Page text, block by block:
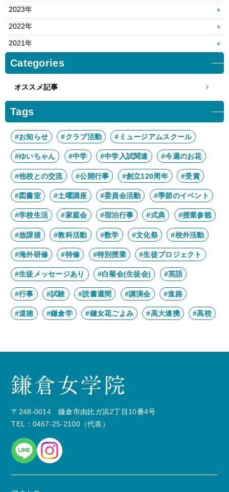
6月
5月
4月
3月
2月
6月
5月
2月
2023年
4月
2月
1月
2022年
8月
7月
6月
4月
3月
2021年
10月
9月
8月
4月
3月
2月
1月
Categories
オススメ記事
Tags
#お知らせ #クラブ活動 #ミュージアムスクール
#ゆいちゃん #中学 #中学入試関連 #今週のお花
#他校との交流 #公開行事 #創立120周年 #受賞
#図書室 #土曜講座 #委員会活動 #季節のイベント
#学校生活 #家庭会 #宿泊行事 #式典 #授業参観
#放課後 #教科活動 #数学 #文化祭 #校外活動
#海外研修 #特修 #特別授業 #生徒プロジェクト
#生徒メッセージあり #白菊会(生徒会) #英語
#行事 #試験 #読書週間 #講演会 #進路
#道徳 #鎌倉学 #鎌女花ごよみ #高大連携 #高校
〒248-0014 鎌倉市由比ガ浜2丁目10番4号
TEL：0467-25-2100（代表）